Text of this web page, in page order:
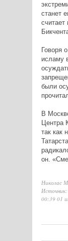
станет
Говоря
исламу
были
В
Центра
так как
он.
Николас
00:39 01